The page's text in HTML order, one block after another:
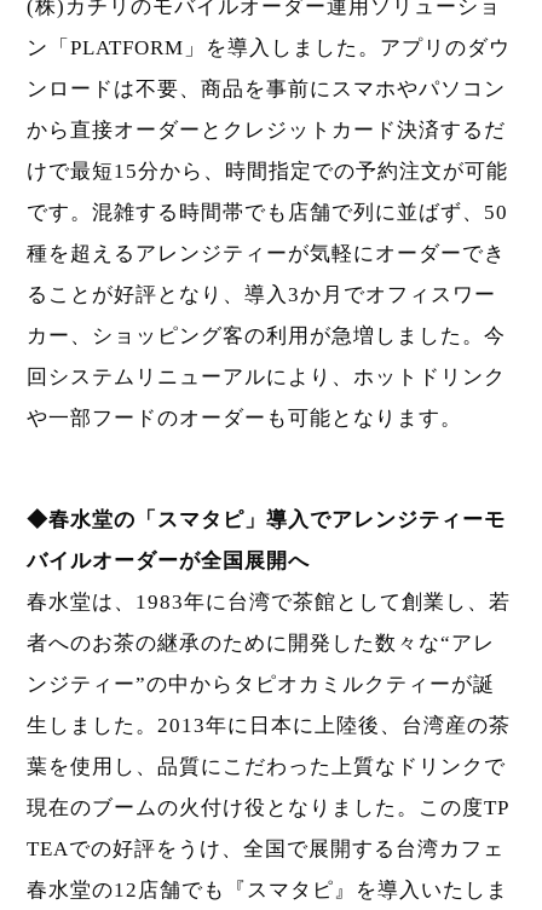
(株)カチリのモバイルオーダー運用ソリューショ
ン「PLATFORM」を導入しました。アプリのダウ
ンロードは不要、商品を事前にスマホやパソコン
から直接オーダーとクレジットカード決済するだ
けで最短15分から、時間指定での予約注文が可能
です。混雑する時間帯でも店舗で列に並ばず、50
種を超えるアレンジティーが気軽にオーダーでき
ることが好評となり、導入3か月でオフィスワー
カー、ショッピング客の利用が急増しました。今
回システムリニューアルにより、ホットドリンク
や一部フードのオーダーも可能となります。
◆春水堂の「スマタピ」導入でアレンジティーモ
バイルオーダーが全国展開へ
春水堂は、1983年に台湾で茶館として創業し、若
者へのお茶の継承のために開発した数々な“アレ
ンジティー”の中からタピオカミルクティーが誕
生しました。2013年に日本に上陸後、台湾産の茶
葉を使用し、品質にこだわった上質なドリンクで
現在のブームの火付け役となりました。この度TP
TEAでの好評をうけ、全国で展開する台湾カフェ
春水堂の12店舗でも『スマタピ』を導入いたしま